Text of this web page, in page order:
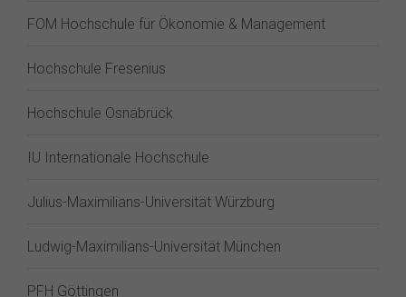
FOM Hochschule für Ökonomie & Management
Hochschule Fresenius
Hochschule Osnabrück
IU Internationale Hochschule
Julius-Maximilians-Universität Würzburg
Ludwig-Maximilians-Universität München
PFH Göttingen